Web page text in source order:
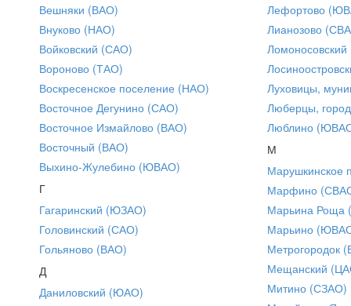
Вешняки (ВАО)
Внуково (НАО)
Войковский (САО)
Вороново (ТАО)
Воскресенское поселение (НАО)
Восточное Дегунино (САО)
Восточное Измайлово (ВАО)
Восточный (ВАО)
Выхино-Жулебино (ЮВАО)
Г
Гагаринский (ЮЗАО)
Головинский (САО)
Гольяново (ВАО)
Д
Даниловский (ЮАО)
Лефортово
Лианозово
Луховицы,
Люберцы,
Люблино
М
Марушкинское
Марфино
Марьина Роща
Марьино
Метрогородок
Мещанский
Митино (СЗАО)